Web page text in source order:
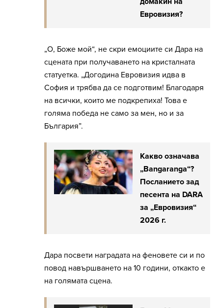
Евровизия?
„О, Боже мой“, не скри емоциите си Дара на
сцената при получаването на кристалната
статуетка. „Догодина Евровизия идва в
София и трябва да се подготвим! Благодаря
на всички, които ме подкрепиха! Това е
голяма победа не само за мен, но и за
България”.
Какво означава
„Bangaranga“?
Посланието зад
песента на DARA
за „Евровизия“
2026 г.
Дара посвети наградата на феновете си и по
повод навършването на 10 години, откакто е
на голямата сцена.